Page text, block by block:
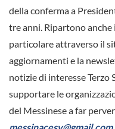
della conferma a
tre anni. Ripartono anche
particolare attraverso il
aggiornamenti e la
notizie di interesse Terzo
supportare le
del Messinese a far
messinacesv@gmail.com